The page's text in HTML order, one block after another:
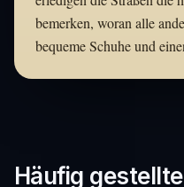
bemerken, woran alle
bequeme Schuhe und
Häufig